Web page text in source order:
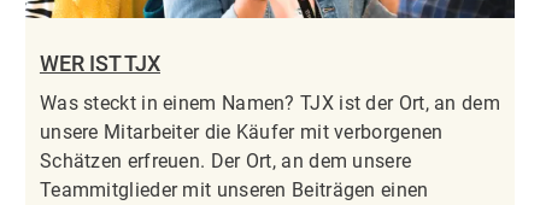
WER IST TJX
Was steckt in einem Namen? TJX ist der Ort, an dem
unsere Mitarbeiter die Käufer mit verborgenen
Schätzen erfreuen. Der Ort, an dem unsere
Teammitglieder mit unseren Beiträgen einen